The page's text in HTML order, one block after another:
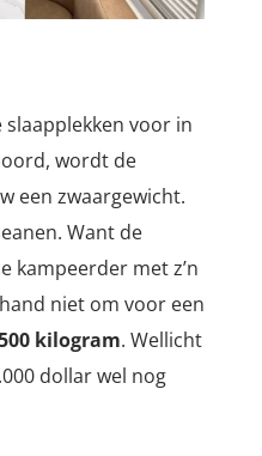
voor in
wordt de
een zwaargewicht.
Want de
kampeerder met z’n
niet om voor een
kilogram. Wellicht
dollar wel nog